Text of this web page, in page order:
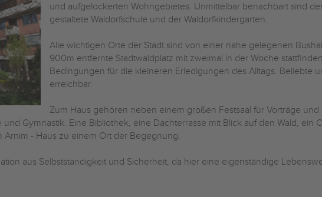
und aufgelockerten Wohngebietes. Unmittelbar benachbart sind
gestaltete Waldorfschule und der Waldorfkindergarten.
Alle wichtigen Orte der Stadt sind von einer nahe gelegenen
900m entfernte Stadtwaldplatz mit zweimal in der Woche
Bedingungen für die kleineren Erledigungen des Alltags. Beliebte
erreichbar.
Zum Haus gehören neben einem großen Festsaal für Vorträge
Gymnastik. Eine Bibliothek, eine Dachterrasse mit Blick auf den Wald, ein
- Haus zu einem Ort der Begegnung.
aus Selbstständigkeit und Sicherheit, da hier eine eigenständige